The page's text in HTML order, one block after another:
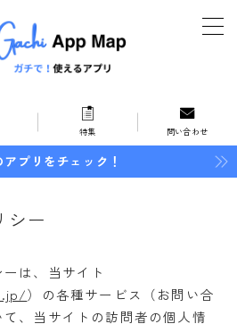
特集 問い合わせ
プリをチェック！
シー
は、当サイト
）の各種サービス（お問い合
、当サイトの訪問者の個人情